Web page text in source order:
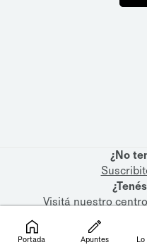
¿No
Visitá nuestro
Portada Apuntes Lo